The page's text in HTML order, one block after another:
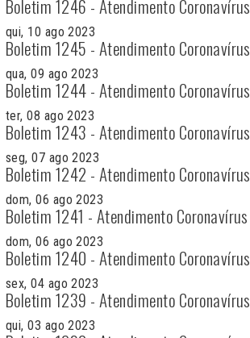
Boletim 1246 - Atendimento Coronavírus
qui, 10 ago 2023
Boletim 1245 - Atendimento Coronavírus
qua, 09 ago 2023
Boletim 1244 - Atendimento Coronavírus
ter, 08 ago 2023
Boletim 1243 - Atendimento Coronavírus
seg, 07 ago 2023
Boletim 1242 - Atendimento Coronavírus
dom, 06 ago 2023
Boletim 1241 - Atendimento Coronavírus
dom, 06 ago 2023
Boletim 1240 - Atendimento Coronavírus
sex, 04 ago 2023
Boletim 1239 - Atendimento Coronavírus
qui, 03 ago 2023